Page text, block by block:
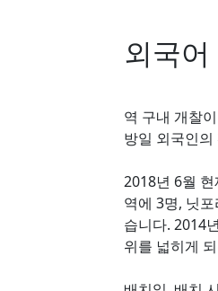
외국어
역 구내 개찰
방일 외국인
2018년 6월
역에 3명, 닛
습니다. 2014
위를 넓히게